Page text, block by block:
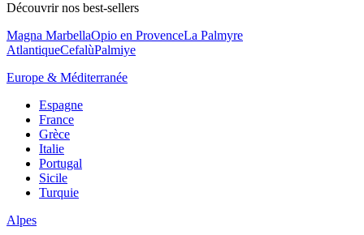
Découvrir nos best-sellers
Magna MarbellaOpio en ProvenceLa Palmyre
AtlantiqueCefalùPalmiye
Europe & Méditerranée
Espagne
France
Grèce
Italie
Portugal
Sicile
Turquie
Alpes